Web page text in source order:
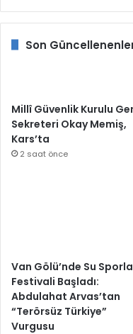
Son
Millî Güvenlik Kurulu
Sekreteri Okay Memiş,
Kars’ta
2 saat önce
Van Gölü’nde Su
Festivali Başladı:
Abdulahat Arvas’tan
“Terörsüz Türkiye”
Vurgusu